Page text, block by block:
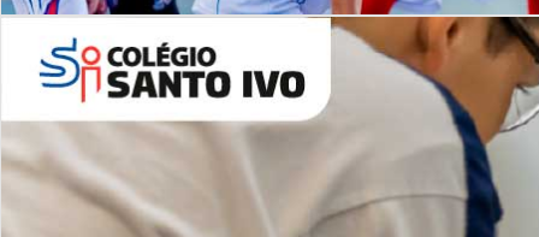
Desafios | Saiba mais